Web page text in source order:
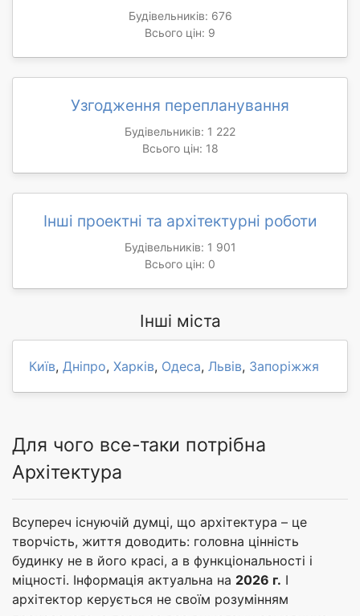
Будівельників: 676
Всього цін: 9
Узгодження перепланування
Будівельників: 1 222
Всього цін: 18
Інші проектні та архітектурні роботи
Будівельників: 1 901
Всього цін: 0
Інші міста
Київ, Дніпро, Харків, Одеса, Львів, Запоріжжя
Для чого все-таки потрібна
Архітектура
Всупереч існуючій думці, що архітектура – це
творчість, життя доводить: головна цінність
будинку не в його красі, а в функціональності і
міцності. Інформація актуальна на 2026 г. І
архітектор керується не своїм розумінням